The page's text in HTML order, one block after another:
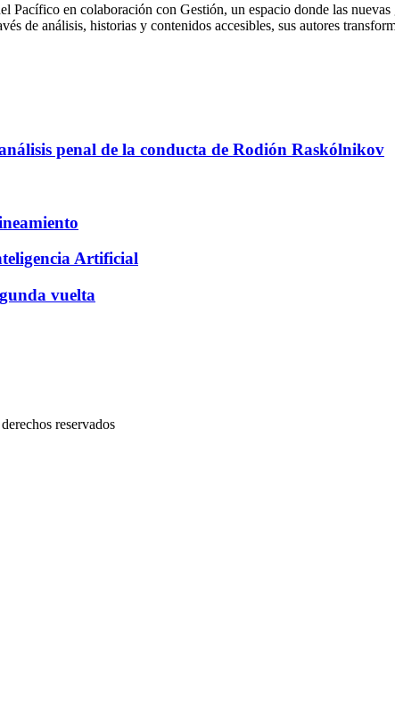
en colaboración con Gestión, un espacio donde las
de análisis, historias y contenidos accesibles, sus autores
penal de la conducta de Rodión Raskólnikov
Artificial
vuelta
reservados